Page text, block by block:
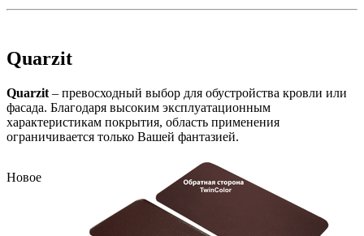
Quarzit
Quarzit – превосходный выбор для обустройства кровли или
фасада. Благодаря высоким эксплуатационным
характеристикам покрытия, область применения
ограничивается только Вашей фантазией.
Новое